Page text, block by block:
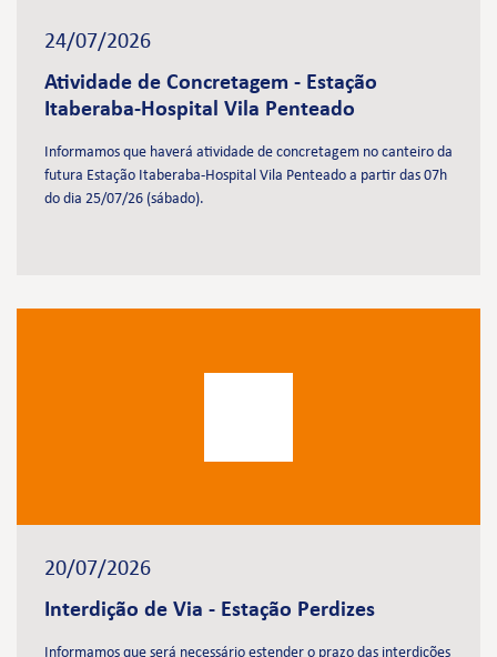
24/07/2026
Atividade de Concretagem - Estação
Itaberaba-Hospital Vila Penteado
Informamos que haverá atividade de concretagem no canteiro da
futura Estação Itaberaba-Hospital Vila Penteado a partir das 07h
do dia 25/07/26 (sábado).
20/07/2026
Interdição de Via - Estação Perdizes
Informamos que será necessário estender o prazo das interdições